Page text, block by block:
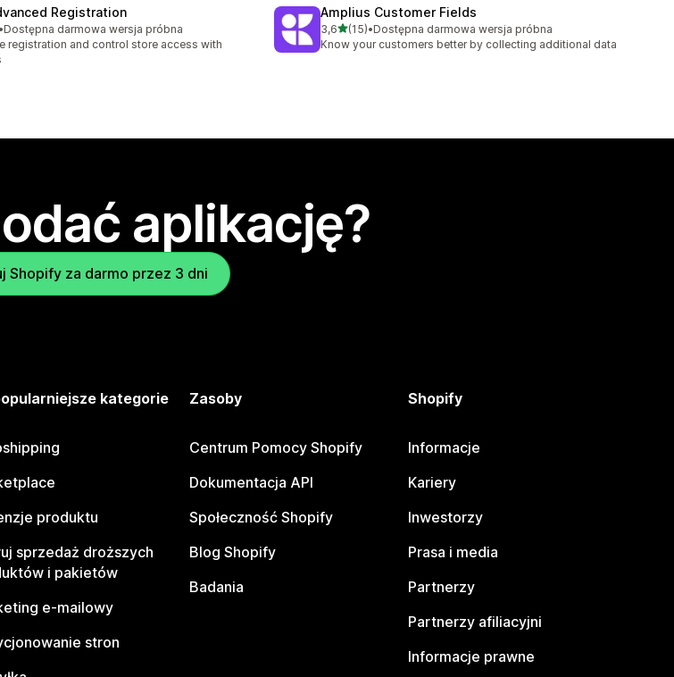
Registration
recenzji: 39
•Dostępna darmowa wersja próbna
registration and control store access with
Amplius Customer Fields
3,6na 5 gwiazdek
(15)
Łączna liczba recenzji: 15
•Dostępna darmowa wersja próbna
Know your customers better by collecting additional data
aplikację?
Shopify za darmo przez 3 dni
kategorie
produktu
sprzedaż droższych
i pakietów
e-mailowy
stron
Zasoby
Centrum Pomocy Shopify
Dokumentacja API
Społeczność Shopify
Blog Shopify
Badania
Shopify
Informacje
Kariery
Inwestorzy
Prasa i media
Partnerzy
Partnerzy afiliacyjni
Informacje prawne